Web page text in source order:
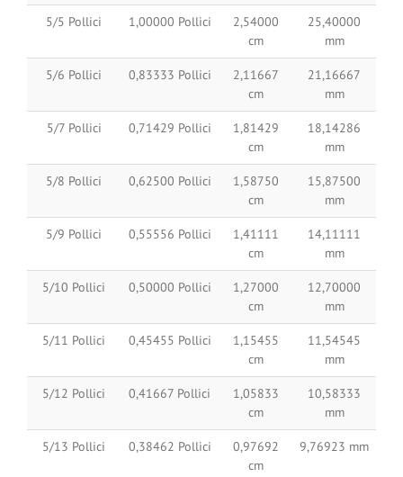
5/5 Pollici 1,00000 Pollici
2,54000
cm
25,40000
mm
5/6 Pollici 0,83333 Pollici
2,11667
cm
21,16667
mm
5/7 Pollici 0,71429 Pollici
1,81429
cm
18,14286
mm
5/8 Pollici 0,62500 Pollici
1,58750
cm
15,87500
mm
5/9 Pollici 0,55556 Pollici
1,41111
cm
14,11111
mm
5/10 Pollici 0,50000 Pollici
1,27000
cm
12,70000
mm
5/11 Pollici 0,45455 Pollici
1,15455
cm
11,54545
mm
5/12 Pollici 0,41667 Pollici
1,05833
cm
10,58333
mm
5/13 Pollici 0,38462 Pollici
0,97692
cm
9,76923 mm